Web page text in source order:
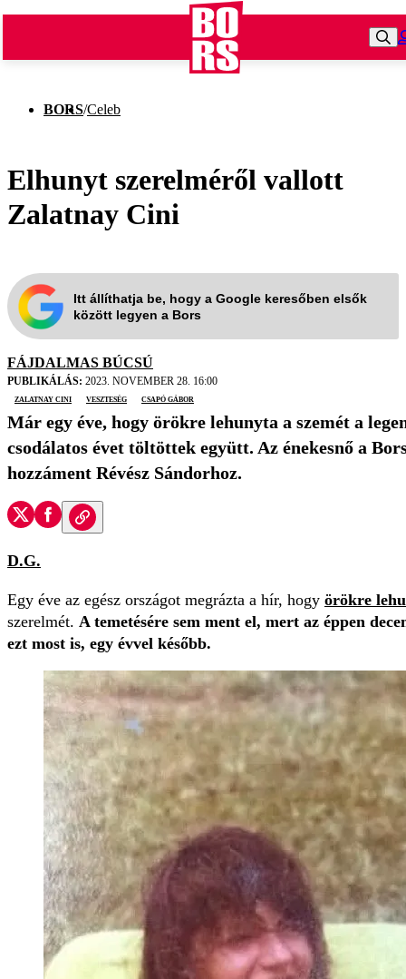
BORS/Celeb
Elhunyt szerelméről vallott
Zalatnay Cini
Itt állíthatja be, hogy a Google keresőben elsők
között legyen a Bors
FÁJDALMAS BÚCSÚ
PUBLIKÁLÁS: 2023. NOVEMBER 28. 16:00
zalatnay cini
veszteség Csapó Gábor
Már egy éve, hogy örökre lehunyta a szemét a
csodálatos évet töltöttek együtt. Az énekesnő a
hozzáment Révész Sándorhoz.
D.G.
Egy éve az egész országot megrázta a hír, hogy örökre
szerelmét. A temetésére sem ment el, mert az éppen
ezt most is, egy évvel később.